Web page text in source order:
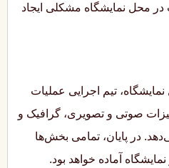
محل نمایشگاه مشکلی ایجاد
تیم اجرایی عملیات
صوتی و تصویری، گرافیک و
در پایان، تمامی بخش‌ها
آماده خواهد بود.